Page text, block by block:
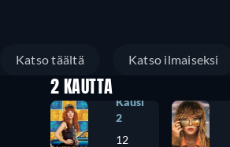
Katso täältä Katso ilmaiseksi
2 KAUTTA
Kausi
2
12